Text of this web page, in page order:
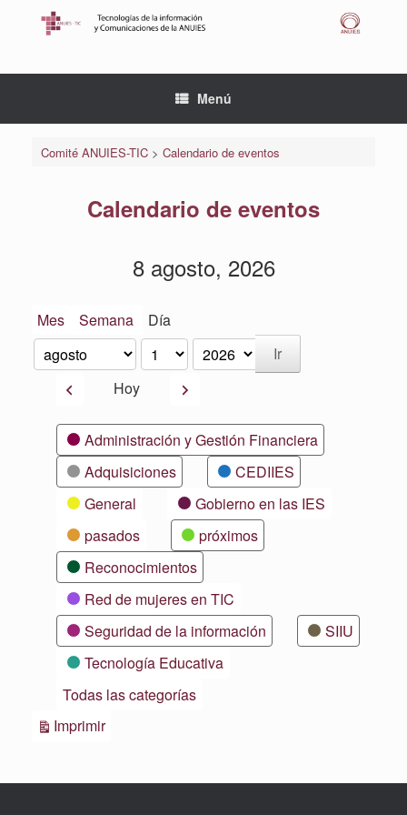
Menú
Comité ANUIES-TIC> Calendario de eventos
Calendario de eventos
8 agosto, 2026
Mes Semana Día
Mes
Día
Año
AnteriorHoy Siguiente
CategoríasAdministración y Gestión Financiera
Adquisiciones
CEDIIES
General
Gobierno en las IES
pasados
próximos
Reconocimientos
Red de mujeres en TIC
Seguridad de la información
SIIU
Tecnología Educativa
Todas las categorías
ImprimirVistas